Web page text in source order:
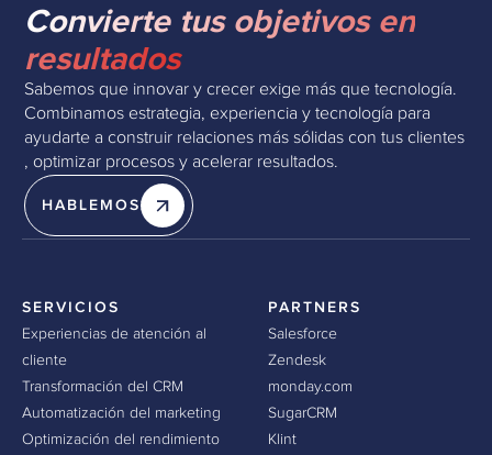
Convierte tus objetivos en
resultados
Sabemos que innovar y crecer exige más que tecnología.
Combinamos estrategia, experiencia y tecnología para
ayudarte a construir relaciones más sólidas con tus clientes
, optimizar procesos y acelerar resultados.
HABLEMOS
SERVICIOS
Experiencias de atención al
cliente
Transformación del CRM
Automatización del marketing
Optimización del rendimiento
PARTNERS
Salesforce
Zendesk
monday.com
SugarCRM
Klint